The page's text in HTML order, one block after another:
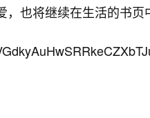
，也将继续在生活的书